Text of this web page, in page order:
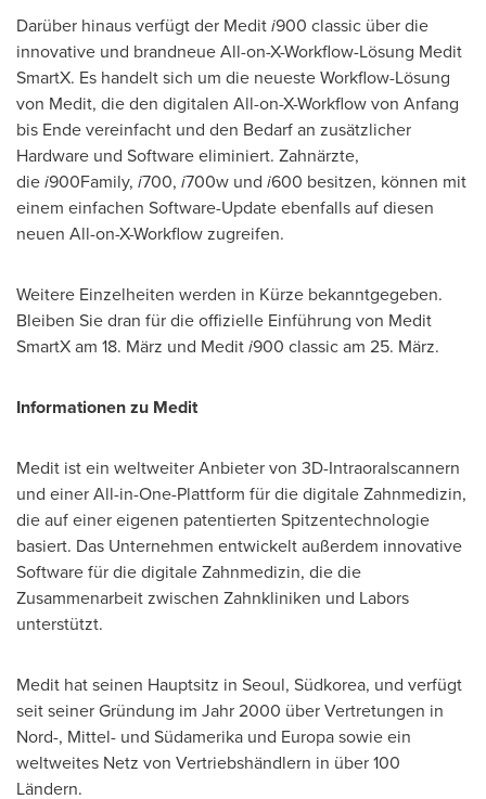
Darüber hinaus verfügt der Mediti900 classic über die
innovative und brandneue All-on-X-Workflow-Lösung Medit
SmartX. Es handelt sich um die neueste Workflow-Lösung
von Medit, die den digitalen All-on-X-Workflow von Anfang
bis Ende vereinfacht und den Bedarf an zusätzlicher
Hardware und Software eliminiert. Zahnärzte,
diei900Family, i700, i700w und i600 besitzen, können mit
einem einfachen Software-Update ebenfalls auf diesen
neuen All-on-X-Workflow zugreifen.
Weitere Einzelheiten werden in Kürze bekanntgegeben.
Bleiben Sie dran für die offizielle Einführung von Medit
SmartX am 18. März und Mediti900 classic am 25. März.
Informationen zu Medit
Medit ist ein weltweiter Anbieter von 3D-Intraoralscannern
und einer All-in-One-Plattform für die digitale Zahnmedizin,
die auf einer eigenen patentierten Spitzentechnologie
basiert. Das Unternehmen entwickelt außerdem innovative
Software für die digitale Zahnmedizin, die die
Zusammenarbeit zwischen Zahnkliniken und Labors
unterstützt.
Medit hat seinen Hauptsitz in Seoul, Südkorea, und verfügt
seit seiner Gründung im Jahr 2000 über Vertretungen in
Nord-, Mittel- und Südamerika und Europa sowie ein
weltweites Netz von Vertriebshändlern in über 100
Ländern.